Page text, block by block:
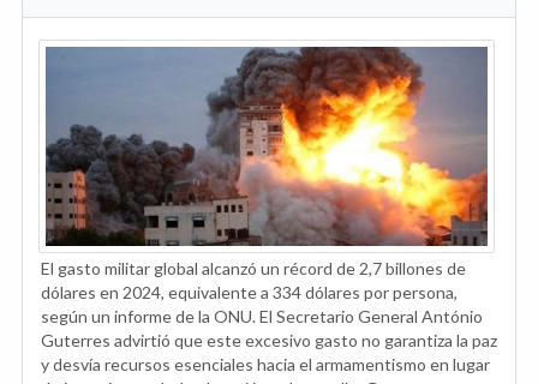
El gasto militar global alcanzó un récord de 2,7 billones de
dólares en 2024, equivalente a 334 dólares por persona,
según un informe de la ONU. El Secretario General António
Guterres advirtió que este excesivo gasto no garantiza la paz
y desvía recursos esenciales hacia el armamentismo en lugar